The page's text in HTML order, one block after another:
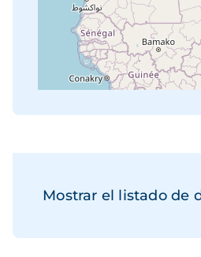
Mostrar el listado de